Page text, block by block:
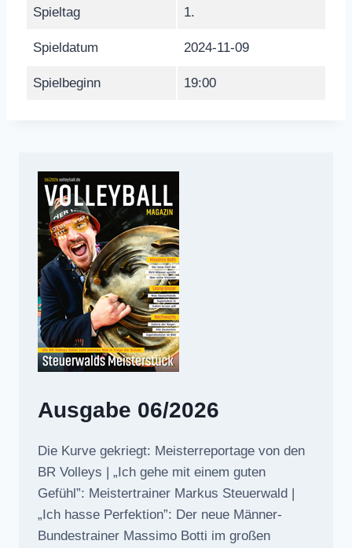
Spieltag 1.
Spieldatum 2024-11-09
Spielbeginn 19:00
Ausgabe 06/2026
Die Kurve gekriegt: Meisterreportage von den
BR Volleys | „Ich gehe mit einem guten
Gefühl”: Meistertrainer Markus Steuerwald |
„Ich hasse Perfektion”: Der neue Männer-
Bundestrainer Massimo Botti im großen